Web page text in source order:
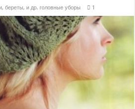
береты, и др. головные уборы 1